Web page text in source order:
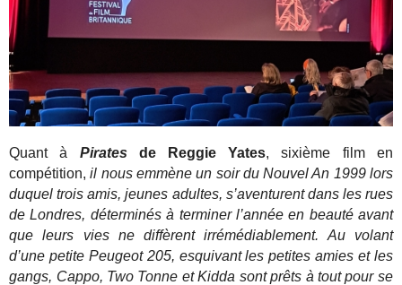
Quant à Piratesde Reggie Yates, sixième film en
compétition,il nous emmène un soir du Nouvel An 1999 lors
duquel trois amis, jeunes adultes, s’aventurent dans les rues
de Londres, déterminés à terminer l’année en beauté avant
que leurs vies ne diffèrent irrémédiablement. Au volant
d’une petite Peugeot 205, esquivant les petites amies et les
gangs, Cappo, Two Tonne et Kidda sont prêts à tout pour se